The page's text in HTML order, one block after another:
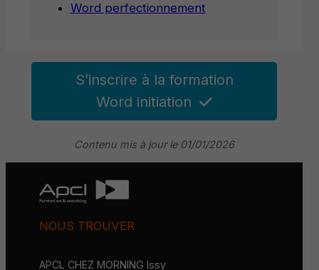
Word perfectionnement
S’inscrire à la formation
Word initiation
Contenu mis à jour le 01/01/2026
NOUS TROUVER
APCL CHEZ MORNING Issy